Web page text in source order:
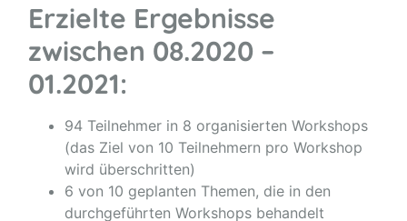
Erzielte Ergebnisse
zwischen 08.2020 –
01.2021:
94 Teilnehmer in 8 organisierten Workshops
(das Ziel von 10 Teilnehmern pro Workshop
wird überschritten)
6 von 10 geplanten Themen, die in den
durchgeführten Workshops behandelt